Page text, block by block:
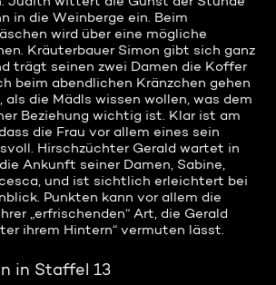
in die Weinberge ein. Beim
wird über eine mögliche
Kräuterbauer Simon gibt sich ganz
trägt seinen zwei Damen die Koffer
beim abendlichen Kränzchen gehen
als die Mädls wissen wollen, was dem
Beziehung wichtig ist. Klar ist am
die Frau vor allem eines sein
Hirschzüchter Gerald wartet in
Ankunft seiner Damen, Sabine,
und ist sichtlich erleichtert bei
Punkten kann vor allem die
„erfrischenden“ Art, die Gerald
ihrem Hintern“ vermuten lässt.
in Staffel 13